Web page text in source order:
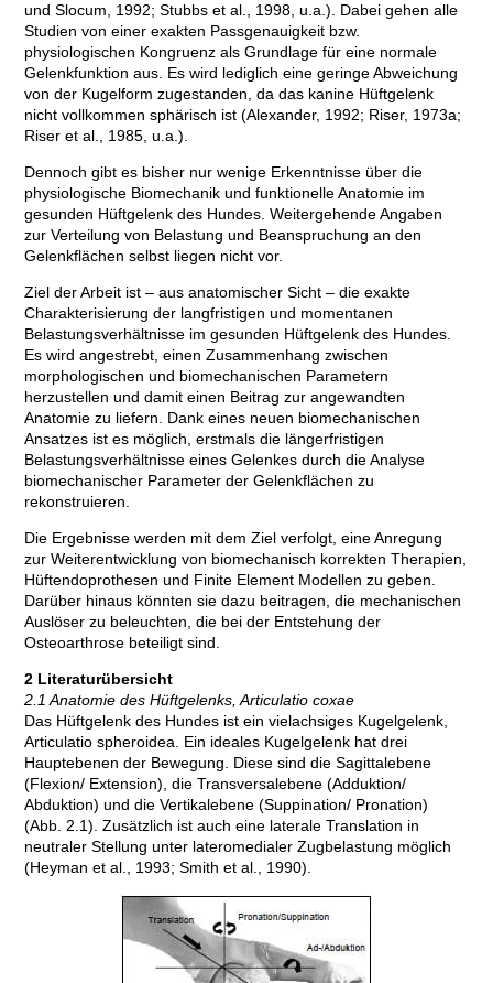
und Slocum, 1992; Stubbs et al., 1998, u.a.). Dabei gehen alle
Studien von einer exakten Passgenauigkeit bzw.
physiologischen Kongruenz als Grundlage für eine normale
Gelenkfunktion aus. Es wird lediglich eine geringe Abweichung
von der Kugelform zugestanden, da das kanine Hüftgelenk
nicht vollkommen sphärisch ist (Alexander, 1992; Riser, 1973a;
Riser et al., 1985, u.a.).
Dennoch gibt es bisher nur wenige Erkenntnisse über die
physiologische Biomechanik und funktionelle Anatomie im
gesunden Hüftgelenk des Hundes. Weitergehende Angaben
zur Verteilung von Belastung und Beanspruchung an den
Gelenkflächen selbst liegen nicht vor.
Ziel der Arbeit ist – aus anatomischer Sicht – die exakte
Charakterisierung der langfristigen und momentanen
Belastungsverhältnisse im gesunden Hüftgelenk des Hundes.
Es wird angestrebt, einen Zusammenhang zwischen
morphologischen und biomechanischen Parametern
herzustellen und damit einen Beitrag zur angewandten
Anatomie zu liefern. Dank eines neuen biomechanischen
Ansatzes ist es möglich, erstmals die längerfristigen
Belastungsverhältnisse eines Gelenkes durch die Analyse
biomechanischer Parameter der Gelenkflächen zu
rekonstruieren.
Die Ergebnisse werden mit dem Ziel verfolgt, eine Anregung
zur Weiterentwicklung von biomechanisch korrekten Therapien,
Hüftendoprothesen und Finite Element Modellen zu geben.
Darüber hinaus könnten sie dazu beitragen, die mechanischen
Auslöser zu beleuchten, die bei der Entstehung der
Osteoarthrose beteiligt sind.
2 Literaturübersicht
2.1 Anatomie des Hüftgelenks, Articulatio coxae
Das Hüftgelenk des Hundes ist ein vielachsiges Kugelgelenk,
Articulatio spheroidea. Ein ideales Kugelgelenk hat drei
Hauptebenen der Bewegung. Diese sind die Sagittalebene
(Flexion/ Extension), die Transversalebene (Adduktion/
Abduktion) und die Vertikalebene (Suppination/ Pronation)
(Abb. 2.1). Zusätzlich ist auch eine laterale Translation in
neutraler Stellung unter lateromedialer Zugbelastung möglich
(Heyman et al., 1993; Smith et al., 1990).